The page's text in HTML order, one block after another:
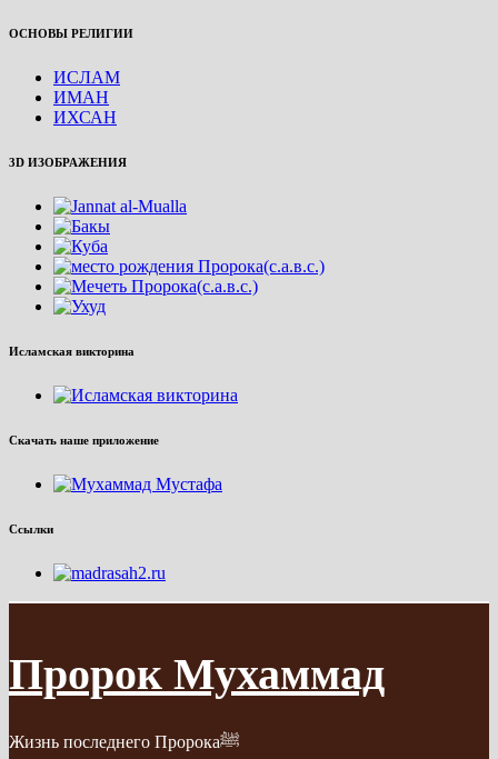
ОСНОВЫ РЕЛИГИИ
ИСЛАМ
ИМАН
ИХСАН
3D ИЗОБРАЖЕНИЯ
Исламская викторина
Скачать наше приложение
Ссылки
Пророк Мухаммад
Жизнь последнего Пророкаﷺ